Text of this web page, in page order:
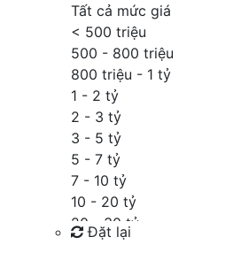
Tất cả mức giá
< 500 triệu
500 - 800 triệu
800 triệu - 1 tỷ
1 - 2 tỷ
2 - 3 tỷ
3 - 5 tỷ
5 - 7 tỷ
7 - 10 tỷ
10 - 20 tỷ
20 - 30 tỷ
30 - 40 tỷ
Đặt lại